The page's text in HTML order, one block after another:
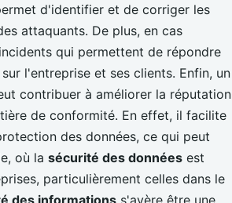
d'identifier et de corriger les
attaquants. De plus, en cas
qui permettent de répondre
l'entreprise et ses clients. Enfin, un
contribuer à améliorer la réputation
de conformité. En effet, il facilite
des données, ce qui peut
où la sécurité des données est
particulièrement celles dans le
des informations s'avère être une